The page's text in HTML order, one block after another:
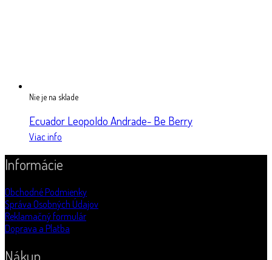
Nie je na sklade
Ecuador Leopoldo Andrade- Be Berry
Viac info
Informácie
Obchodné Podmienky
Správa Osobných Údajov
Reklamačný formulár
Doprava a Platba
Nákup